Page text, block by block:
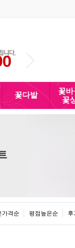
꽃다발
꽃바
꽃
가격순 평점높은순 후